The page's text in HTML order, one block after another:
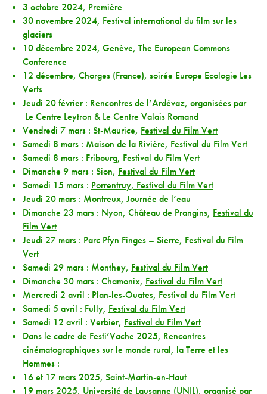
3 octobre 2024, Première
30 novembre 2024, Festival international du film sur les
glaciers
10 décembre 2024, Genève, The European Commons
Conference
12 décembre, Chorges (France), soirée Europe Ecologie Les
Verts
Jeudi 20 février : Rencontres de l’Ardévaz, organisées par
Le Centre Leytron & Le Centre Valais Romand
Vendredi 7 mars : St-Maurice, Festival du Film Vert
Samedi 8 mars : Maison de la Rivière, Festival du Film Vert
Samedi 8 mars : Fribourg, Festival du Film Vert
Dimanche 9 mars : Sion, Festival du Film Vert
Samedi 15 mars : Porrentruy, Festival du Film Vert
Jeudi 20 mars : Montreux, Journée de l’eau
Dimanche 23 mars : Nyon, Château de Prangins, Festival du
Film Vert
Jeudi 27 mars : Parc Pfyn Finges – Sierre, Festival du Film
Vert
Samedi 29 mars : Monthey, Festival du Film Vert
Dimanche 30 mars : Chamonix, Festival du Film Vert
Mercredi 2 avril : Plan-les-Ouates, Festival du Film Vert
Samedi 5 avril : Fully, Festival du Film Vert
Samedi 12 avril : Verbier, Festival du Film Vert
Dans le cadre de Festi’Vache 2025, Rencontres
cinématographiques sur le monde rural, la Terre et les
Hommes :
16 et 17 mars 2025, Saint-Martin-en-Haut
19 mars 2025, Université de Lausanne (UNIL), organisé par